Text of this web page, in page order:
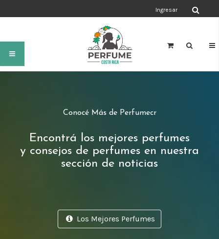
Ingresar
Conocé Más de Perfumecr
Encontrá los mejores perfumes
y consejos de perfumes en nuestra
sección de noticias
Los Mejores Perfumes